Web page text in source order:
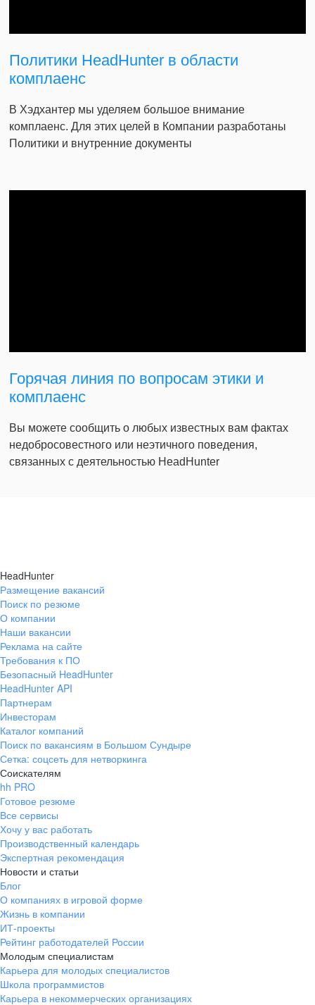
Политики HeadHunter в области
комплаенс
В Хэдхантер мы уделяем большое внимание
комплаенс. Для этих целей в Компании разработаны
Политики и внутренние документы
Горячая линия по вопросам этики и
комплаенс
Вы можете сообщить о любых известных вам фактах
недобросовестного или неэтичного поведения,
связанных с деятельностью HeadHunter
HeadHunter
Размещение вакансий
Поиск по резюме
О компании
Наши вакансии
Реклама на сайте
Требования к ПО
Безопасный HeadHunter
HeadHunter API
Партнерам
Инвесторам
Каталог компаний
Поиск по вакансиям в Большом Сундыре
Сетка: соцсеть для нетворкинга
Соискателям
hh PRO
Готовое резюме
Все сервисы
Хочу у вас работать
Производственный календарь
Экспертная рекомендация
Новости и статьи
Блог
О компаниях в игровой форме
Жизнь в компании
ИТ-проекты
Рейтинг работодателей России
Молодым специалистам
Карьера для молодых специалистов
Школа программистов
Карьера в некоммерческих организациях